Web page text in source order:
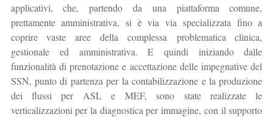
applicativi, che, partendo da una piattaforma comune,
prettamente amministrativa, si è via via specializzata fino a
coprire vaste aree della complessa problematica clinica,
gestionale ed amministrativa. E quindi iniziando dalle
funzionalità di prenotazione e accettazione delle impegnative del
SSN, punto di partenza per la contabilizzazione e la produzione
dei flussi per ASL e MEF, sono state realizzate le
verticalizzazioni per la diagnostica per immagine, con il supporto